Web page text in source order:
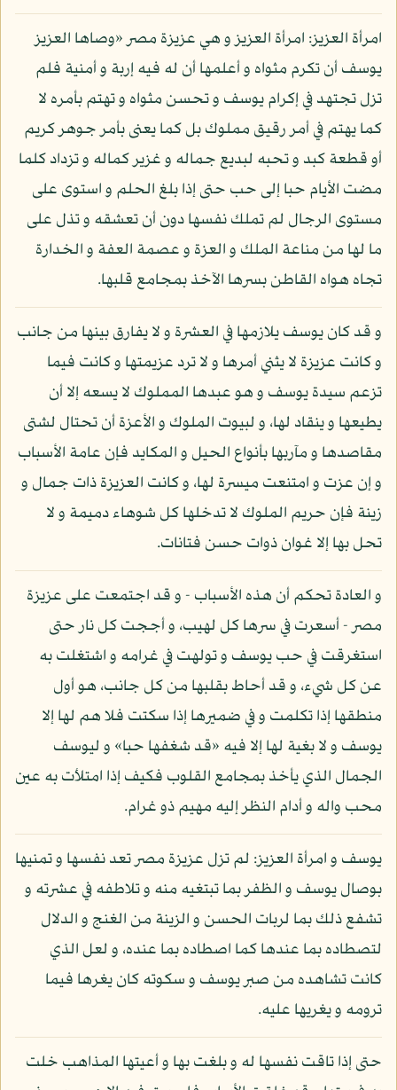
امرأة العزيز: امرأة العزيز و هي عزيزة مصر «وصاها العزيز
يوسف أن تكرم مثواه و أعلمها أن له فيه إربة و أمنية فلم
تزل تجتهد في إكرام يوسف و تحسن مثواه و تهتم بأمره لا
كما يهتم في أمر رقيق مملوك بل كما يعنى بأمر جوهر كريم
أو قطعة كبد و تحبه لبديع جماله و غزير كماله و تزداد كلما
مضت الأيام حبا إلى حب حتى إذا بلغ الحلم و استوى على
مستوى الرجال لم تملك نفسها دون أن تعشقه و تذل على
ما لها من مناعة الملك و العزة و عصمة العفة و الخدارة
تجاه هواه القاطن بسرها الآخذ بمجامع قلبها.
و قد كان يوسف يلازمها في العشرة و لا يفارق بينها من جانب
و كانت عزيزة لا يثني أمرها و لا ترد عزيمتها و كانت فيما
تزعم سيدة يوسف و هو عبدها المملوك لا يسعه إلا أن
يطيعها و ينقاد لها، و لبيوت الملوك و الأعزة أن تحتال لشتى
مقاصدها و مآربها بأنواع الحيل و المكايد فإن عامة الأسباب
و إن عزت و امتنعت ميسرة لها، و كانت العزيزة ذات جمال و
زينة فإن حريم الملوك لا تدخلها كل شوهاء دميمة و لا
تحل بها إلا غوان ذوات حسن فتانات.
و العادة تحكم أن هذه الأسباب - و قد اجتمعت على عزيزة
مصر - أسعرت في سرها كل لهيب، و أججت كل نار حتى
استغرقت في حب يوسف و تولهت في غرامه و اشتغلت به
عن كل شيء، و قد أحاط بقلبها من كل جانب، هو أول
منطقها إذا تكلمت و في ضميرها إذا سكتت فلا هم لها إلا
يوسف و لا بغية لها إلا فيه «قد شغفها حبا» و ليوسف
الجمال الذي يأخذ بمجامع القلوب فكيف إذا امتلأت به عين
محب واله و أدام النظر إليه مهيم ذو غرام.
يوسف و امرأة العزيز: لم تزل عزيزة مصر تعد نفسها و تمنيها
بوصال يوسف و الظفر بما تبتغيه منه و تلاطفه في عشرته و
تشفع ذلك بما لربات الحسن و الزينة من الغنج و الدلال
لتصطاده بما عندها كما اصطاده بما عنده، و لعل الذي
كانت تشاهده من صبر يوسف و سكوته كان يغرها فيما
ترومه و يغريها عليه.
حتى إذا تاقت نفسها له و بلغت بها و أعيتها المذاهب خلت